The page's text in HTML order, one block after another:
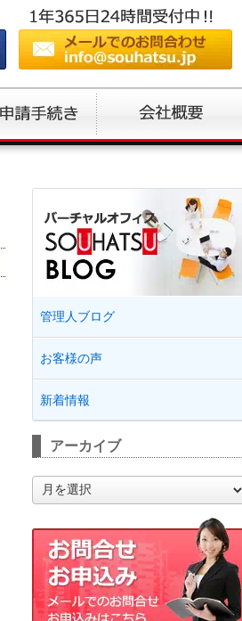
管理人ブログ
お客様の声
新着情報
アーカイブ
ー
ブ